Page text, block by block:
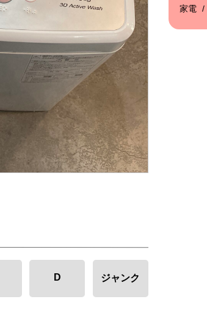
家電
D ジャンク